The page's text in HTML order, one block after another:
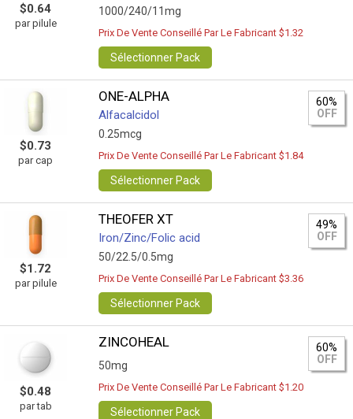
$0.64
par pilule
1000/240/11mg
Prix De Vente Conseillé Par Le Fabricant $1.32
Sélectionner Pack
$0.73
par cap
ONE-ALPHA
Alfacalcidol
0.25mcg
60%
OFF
Prix De Vente Conseillé Par Le Fabricant $1.84
Sélectionner Pack
$1.72
par pilule
THEOFER XT
Iron/Zinc/Folic acid
50/22.5/0.5mg
49%
OFF
Prix De Vente Conseillé Par Le Fabricant $3.36
Sélectionner Pack
$0.48
par tab
ZINCOHEAL
50mg
60%
OFF
Prix De Vente Conseillé Par Le Fabricant $1.20
Sélectionner Pack